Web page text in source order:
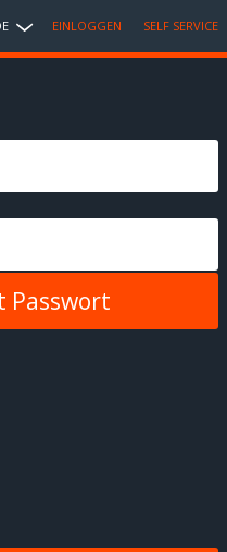
EINLOGGEN SELF SERVICE